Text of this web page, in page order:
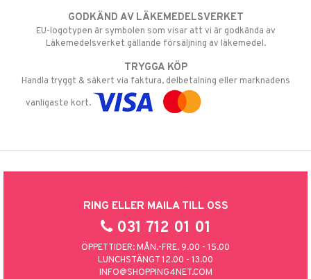
GODKÄND AV LÄKEMEDELSVERKET
EU-logotypen är symbolen som visar att vi är godkända av
Läkemedelsverket gällande försäljning av läkemedel.
TRYGGA KÖP
Handla tryggt & säkert via faktura, delbetalning eller marknadens
vanligaste kort.
RING ELLER MAILA TILL OSS
031 712 01 01
ÖPPETTIDER: MÅN.-FRE. 9.00 - 15.00
LUNCHSTÄNGT 12.00 - 13.00
INFO@SHOPPING4NET.COM